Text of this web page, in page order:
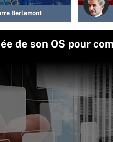
Berlemont
de son OS pour